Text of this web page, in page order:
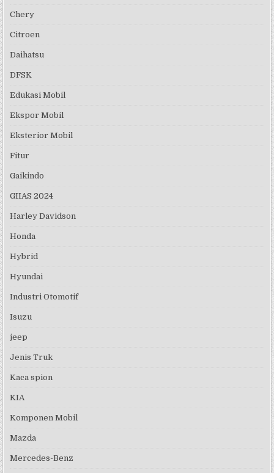
Chery
Citroen
Daihatsu
DFSK
Edukasi Mobil
Ekspor Mobil
Eksterior Mobil
Fitur
Gaikindo
GIIAS 2024
Harley Davidson
Honda
Hybrid
Hyundai
Industri Otomotif
Isuzu
jeep
Jenis Truk
Kaca spion
KIA
Komponen Mobil
Mazda
Mercedes-Benz